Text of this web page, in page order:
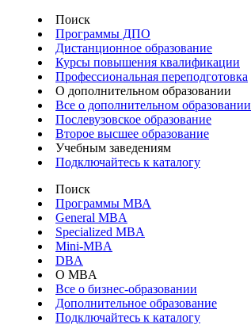
Поиск
Программы ДПО
Дистанционное образование
Курсы повышения квалификации
Профессиональная переподготовка
О дополнительном образовании
Все о дополнительном образовании
Послевузовское образование
Второе высшее образование
Учебным заведениям
Подключайтесь к каталогу
Поиск
Программы МВА
General MBA
Specialized MBA
Mini-MBA
DBA
О MBA
Все о бизнес-образовании
Дополнительное образование
Подключайтесь к каталогу